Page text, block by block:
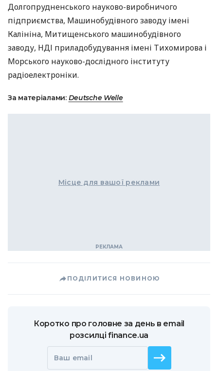
Долгопрудненського науково-виробничого
підприємства, Машинобудівного заводу імені
Калініна, Митищенського машинобудівного
заводу, НДІ приладобудування імені Тихомирова і
Морського науково-дослідного інституту
радіоелектроніки.
За матеріалами: Deutsche Welle
Місце для вашої реклами
ПОДІЛИТИСЯ НОВИНОЮ
Коротко про головне за день в email
розсилці finance.ua
Ваш email